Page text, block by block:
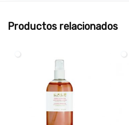
Productos relacionados